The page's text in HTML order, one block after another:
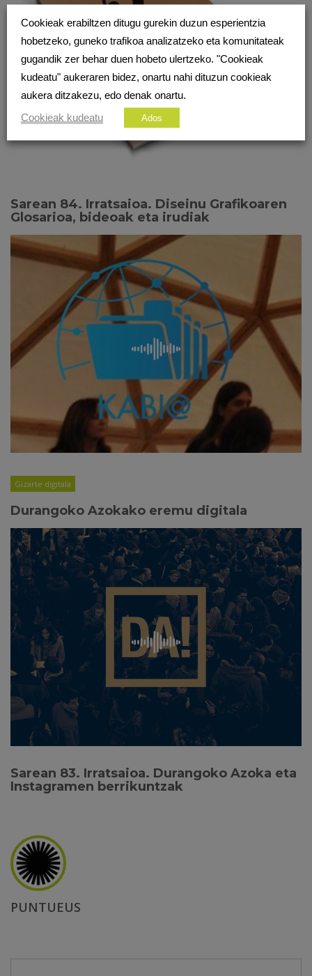
Sarean 84. Irratsaioa. Diseinu Grafikoaren
Glosarioa, bideoak eta irudiak
Gizarte digitala
Durangoko Azokako eremu digitala
Sarean 83. Irratsaioa. Durangoko Azoka eta
Instagramen berrikuntzak
PUNTUEUS
Cookieak erabiltzen ditugu gurekin duzun esperientzia
hobetzeko, guneko trafikoa analizatzeko eta komunitateak
gugandik zer behar duen hobeto ulertzeko. "Cookieak
kudeatu" aukeraren bidez, onartu nahi dituzun cookieak
aukera ditzakezu, edo denak onartu.
Cookieak kudeatu
Ados